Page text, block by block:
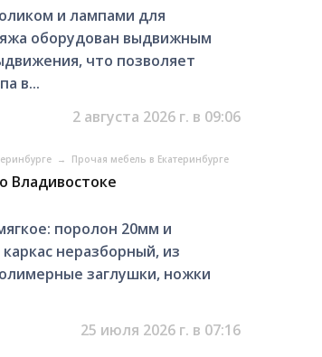
и лампами для
оборудован выдвижным
что позволяет
в...
2 августа 2026 г. в 09:06
→ Прочая мебель в Екатеринбурге
Владивостоке
поролон 20мм и
неразборный, из
заглушки, ножки
25 июля 2026 г. в 07:16